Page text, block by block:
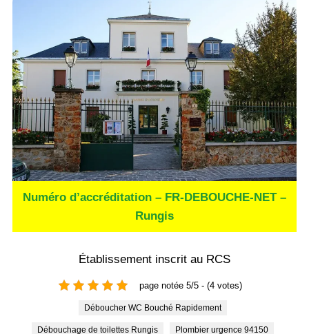
Numéro d’accréditation – FR-DEBOUCHE-NET –
Rungis
Établissement inscrit au RCS
page notée 5/5 - (4 votes)
Déboucher WC Bouché Rapidement
Débouchage de toilettes Rungis Plombier urgence 94150